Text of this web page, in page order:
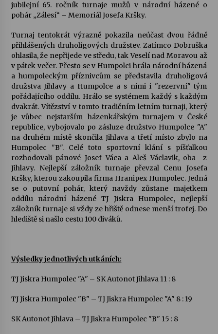
Letní koncerty ve Stromovce: Kolchoz a
28. 7. 2026
Votavžatský ploty
23. 7. 2026
Letní koncerty ve Stromovce: Rufus Miller
22. 7. 2026
Vysočinka
17. 7. 2026
Ozvěny prázdnin
14. 7. 2026
13. 7. 2026
Varhanní recitál Michala Novenka v Klášteře
3. 7. 2026
jubilejní 65. ročník turnaje mužů v národní házené o
pohár „Zálesí“ – Memoriál Josefa Kršky.
Turnaj tentokrát výrazně pokazila neúčast dvou řádně
přihlášených druholigových družstev. Zatímco Dobruška
ohlasila, že nepřijede ve středu, tak Veselí nad Moravou až
v pátek večer. Přesto se v Humpolci hrála národní házená
a humpoleckým příznivcům se představila druholigová
družstva Jihlavy a Humpolce a s nimi i "rezervní" tým
pořádajícího oddílu. Hrálo se systémem každý s každým
dvakrát. Vítězství v tomto tradičním letním turnaji, který
je vůbec nejstarším házenkářským turnajem v České
republice, vybojovalo po zásluze družstvo Humpolce "A"
na druhém místě skončila Jihlava a třetí místo zbylo na
Humpolec "B". Celé toto sportovní klání s píšťalkou
rozhodovali pánové Josef Váca a Aleš Václavik, oba z
Jihlavy. Nejlepší záložník turnaje převzal Cenu Josefa
Kršky, kterou zakoupila firma Hranipex Humpolec. Jedná
se o putovní pohár, který navždy zůstane majetkem
oddílu národní házené TJ Jiskra Humpolec, nejlepší
záložník turnaje si vždy ze hřiště odnese menší trofej. Do
hlediště si našlo cestu 100 diváků.
Výsledky jednotlivých utkáních:
TJ Jiskra Humpolec "A" – SK Autonot Jihlava 11 : 8
TJ Jiskra Humpolec "B" – TJ Jiskra Humpolec "A" 8 : 19
SK Autonot Jihlava – TJ Jiskra Humpolec "B" 15 : 8